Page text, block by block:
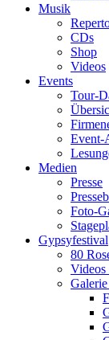
Musik
CDs
Shop
Videos
Events
Tour-
Event-
Medien
Presse
Foto-
Gypsyfestival
80
Videos